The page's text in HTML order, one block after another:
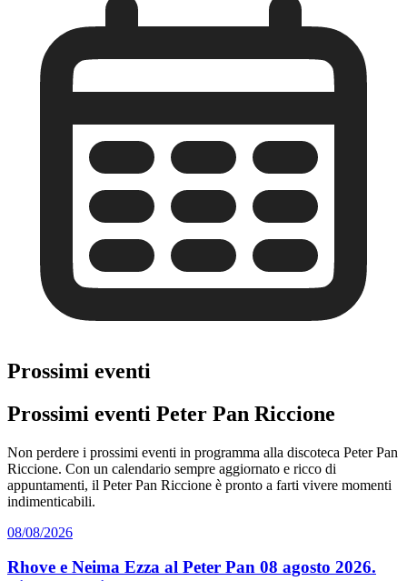
Prossimi eventi
Prossimi eventi Peter Pan Riccione
Non perdere i prossimi eventi in programma alla discoteca Peter Pan
Riccione. Con un calendario sempre aggiornato e ricco di
appuntamenti, il Peter Pan Riccione è pronto a farti vivere momenti
indimenticabili.
08/08/2026
Rhove e Neima Ezza al Peter Pan 08 agosto 2026.